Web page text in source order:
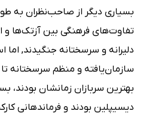
بسیاری دیگر از صاحب‌نظران به
تفاوت‌های فرهنگی بین آزتک‌ها و
دلیرانه و سرسختانه جنگیدند,
سازمان‌یافته و منظم سرسختانه
بهترین سربازان زمانشان بودند،
دیسیپلین بودند و فرماندهانی